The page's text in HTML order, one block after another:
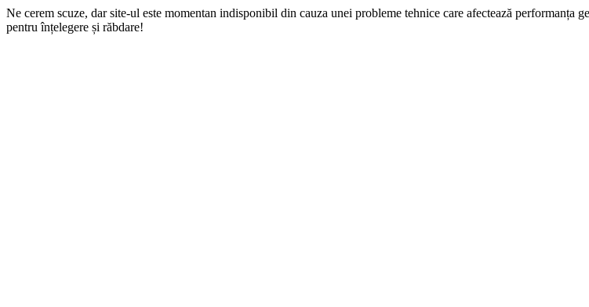
Ne cerem scuze, dar site-ul este momentan indisponibil din cauza unei probleme tehnice care afectează
pentru înțelegere și răbdare!